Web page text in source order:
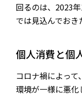
回るのは、2023
では見込んでおき
個人消費と個
コロナ禍によっ
環境が一様に悪